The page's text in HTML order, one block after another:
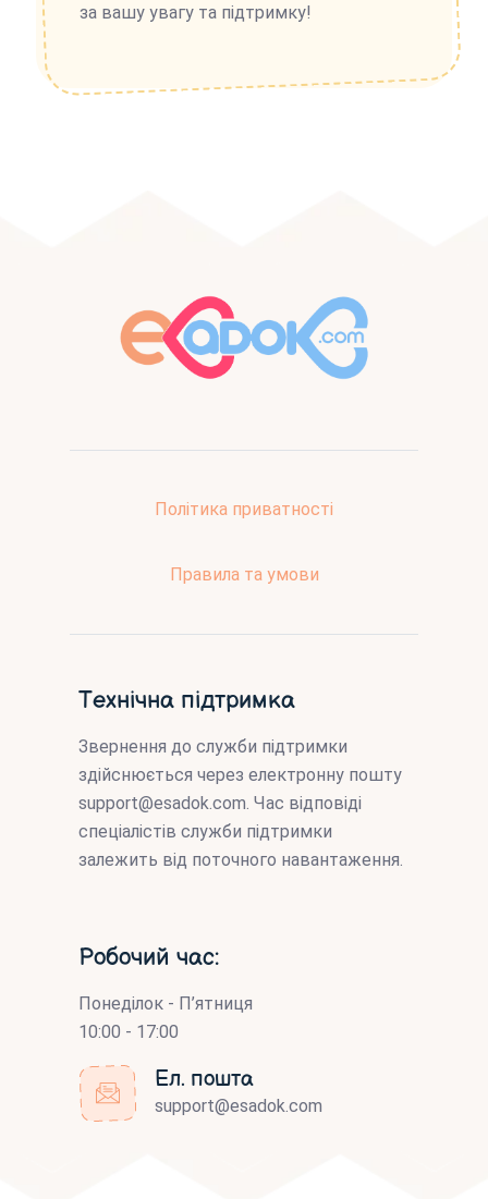
за вашу увагу та підтримку!
Політика приватності
Правила та умови
Технічна підтримка
Звернення до служби підтримки
здійснюється через електронну пошту
support@esadok.com. Час відповіді
спеціалістів служби підтримки
залежить від поточного навантаження.
Робочий час:
Понеділок - П’ятниця
10:00 - 17:00
Ел. пошта
support@esadok.com